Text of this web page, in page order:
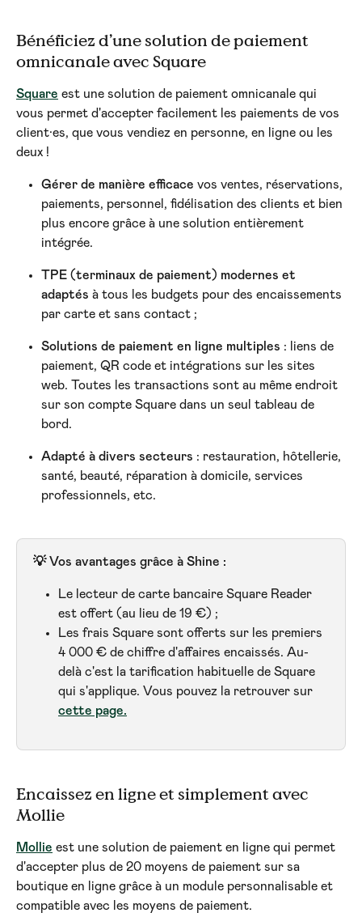
Bénéficiez d’une solution de paiement
omnicanale avec Square
Square est une solution de paiement omnicanale qui
vous permet d'accepter facilement les paiements de vos
client·es, que vous vendiez en personne, en ligne ou les
deux !
Gérer de manière efficace vos ventes, réservations,
paiements, personnel, fidélisation des clients et bien
plus encore grâce à une solution entièrement
intégrée.
TPE (terminaux de paiement) modernes et
adaptés à tous les budgets pour des encaissements
par carte et sans contact ;
Solutions de paiement en ligne multiples : liens de
paiement, QR code et intégrations sur les sites
web. Toutes les transactions sont au même endroit
sur son compte Square dans un seul tableau de
bord.
Adapté à divers secteurs : restauration, hôtellerie,
santé, beauté, réparation à domicile, services
professionnels, etc.
💡 Vos avantages grâce à Shine :
Le lecteur de carte bancaire Square Reader
est offert (au lieu de 19 €) ;
Les frais Square sont offerts sur les premiers
4 000 € de chiffre d'affaires encaissés. Au-
delà c'est la tarification habituelle de Square
qui s'applique. Vous pouvez la retrouver sur
cette page.
Encaissez en ligne et simplement avec
Mollie
Mollie est une solution de paiement en ligne qui permet
d'accepter plus de 20 moyens de paiement sur sa
boutique en ligne grâce à un module personnalisable et
compatible avec les moyens de paiement.